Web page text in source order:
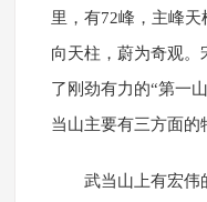
里，有72峰，主峰
向天柱，蔚为奇观
了刚劲有力的“第一
当山主要有三方面的
武当山上有宏伟